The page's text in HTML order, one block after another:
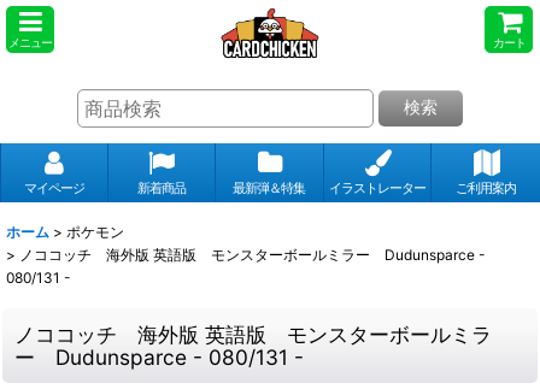
メニュー カート
検索
マイページ 新着商品 最新弾＆特集 イラストレーター ご利用案内
ホーム > ポケモン
> ノココッチ 海外版 英語版 モンスターボールミラー Dudunsparce -
080/131 -
ノココッチ 海外版 英語版 モンスターボールミラ
ー Dudunsparce - 080/131 -